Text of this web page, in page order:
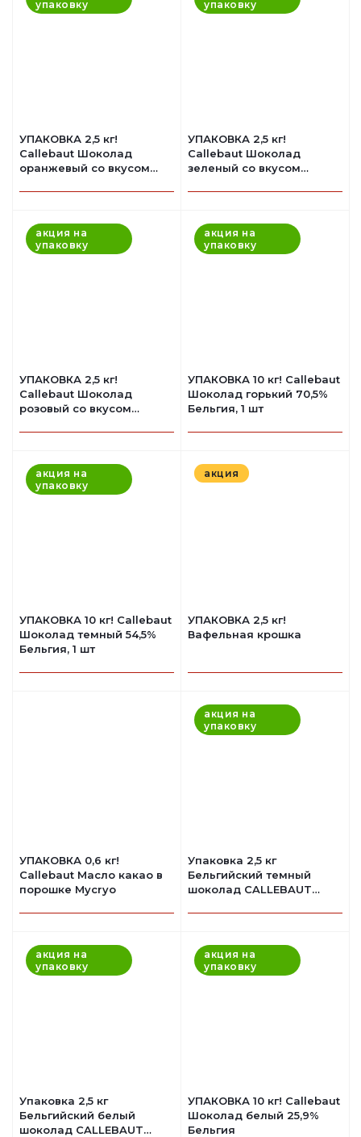
упаковку
УПАКОВКА 2,5 кг!
Callebaut Шоколад
оранжевый со вкусом
упаковку
УПАКОВКА 2,5 кг!
Callebaut Шоколад
зеленый со вкусом
акция на
упаковку
УПАКОВКА 2,5 кг!
Callebaut Шоколад
розовый со вкусом
акция на
упаковку
УПАКОВКА 10 кг! Callebaut
Шоколад горький 70,5%
Бельгия, 1 шт
акция на
упаковку
УПАКОВКА 10 кг! Callebaut
Шоколад темный 54,5%
Бельгия, 1 шт
акция
УПАКОВКА 2,5 кг!
Вафельная крошка
УПАКОВКА 0,6 кг!
Callebaut Масло какао в
порошке Mycryo
акция на
упаковку
Упаковка 2,5 кг
Бельгийский темный
шоколад CALLEBAUT
акция на
упаковку
Упаковка 2,5 кг
Бельгийский белый
шоколад CALLEBAUT
акция на
упаковку
УПАКОВКА 10 кг! Callebaut
Шоколад белый 25,9%
Бельгия